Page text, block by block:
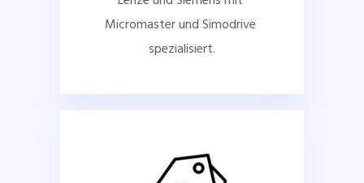
Micromaster und Simodrive
spezialisiert.